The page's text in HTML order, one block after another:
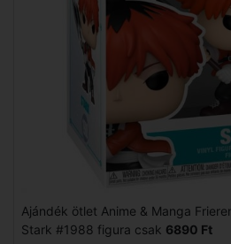
Ajándék ötlet Anime & Manga
Stark #1988 figura csak 6890 Ft